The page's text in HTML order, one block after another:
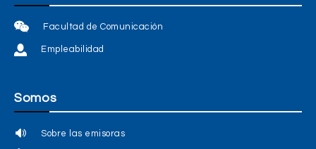
Facultad de Comunicación
Empleabilidad
Somos
Sobre las emisoras